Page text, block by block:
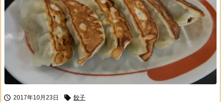
 2017年10月23日  餃子